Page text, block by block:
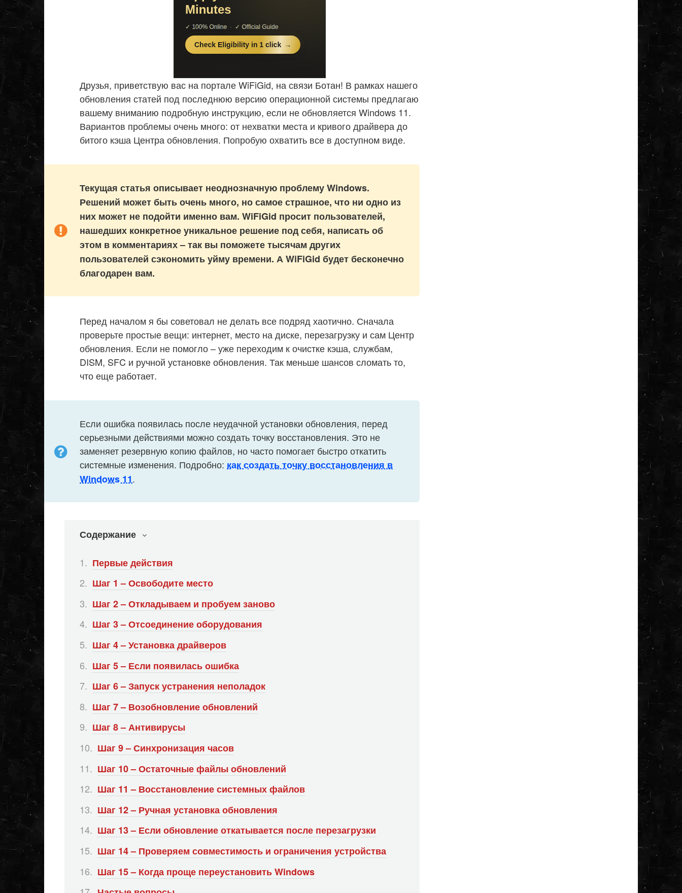
Друзья, приветствую вас на портале WiFiGid, на связи Ботан! В рамках нашего
обновления статей под последнюю версию операционной системы предлагаю
вашему вниманию подробную инструкцию, если не обновляется Windows 11.
Вариантов проблемы очень много: от нехватки места и кривого драйвера до
битого кэша Центра обновления. Попробую охватить все в доступном виде.
Текущая статья описывает неоднозначную проблему Windows.
Решений может быть очень много, но самое страшное, что ни одно из
них может не подойти именно вам. WiFiGid просит пользователей,
нашедших конкретное уникальное решение под себя, написать об
этом в комментариях – так вы поможете тысячам других
пользователей сэкономить уйму времени. А WiFiGid будет бесконечно
благодарен вам.
Перед началом я бы советовал не делать все подряд хаотично. Сначала
проверьте простые вещи: интернет, место на диске, перезагрузку и сам Центр
обновления. Если не помогло – уже переходим к очистке кэша, службам,
DISM, SFC и ручной установке обновления. Так меньше шансов сломать то,
что еще работает.
Если ошибка появилась после неудачной установки обновления, перед
серьезными действиями можно создать точку восстановления. Это не
заменяет резервную копию файлов, но часто помогает быстро откатить
системные изменения. Подробно: как создать точку восстановления в
Windows 11.
Содержание
Первые действия
Шаг 1 – Освободите место
Шаг 2 – Откладываем и пробуем заново
Шаг 3 – Отсоединение оборудования
Шаг 4 – Установка драйверов
Шаг 5 – Если появилась ошибка
Шаг 6 – Запуск устранения неполадок
Шаг 7 – Возобновление обновлений
Шаг 8 – Антивирусы
Шаг 9 – Синхронизация часов
Шаг 10 – Остаточные файлы обновлений
Шаг 11 – Восстановление системных файлов
Шаг 12 – Ручная установка обновления
Шаг 13 – Если обновление откатывается после перезагрузки
Шаг 14 – Проверяем совместимость и ограничения устройства
Шаг 15 – Когда проще переустановить Windows